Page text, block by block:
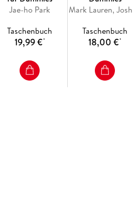
Jae-ho Park
Taschenbuch
19,99 €*
Taschenbuch
18,00 €*